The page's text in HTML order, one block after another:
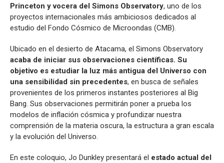
Princeton y vocera del Simons Observatory, uno de los
proyectos internacionales más ambiciosos dedicados al
estudio del Fondo Cósmico de Microondas (CMB).
Ubicado en el desierto de Atacama, el Simons Observatory
acaba de iniciar sus observaciones científicas. Su
objetivo es estudiar la luz más antigua del Universo con
una sensibilidad sin precedentes, en busca de señales
provenientes de los primeros instantes posteriores al Big
Bang. Sus observaciones permitirán poner a prueba los
modelos de inflación cósmica y profundizar nuestra
comprensión de la materia oscura, la estructura a gran escala
y la evolución del Universo.
En este coloquio, Jo Dunkley presentará el estado actual del